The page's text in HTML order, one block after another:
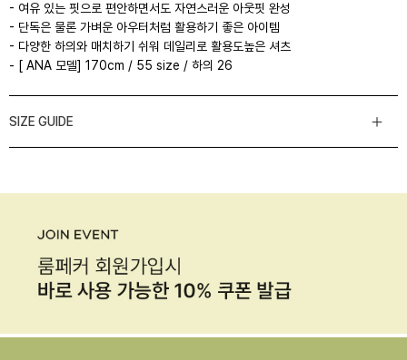
- 여유 있는 핏으로 편안하면서도 자연스러운 아웃핏 완성
- 단독은 물론 가벼운 아우터처럼 활용하기 좋은 아이템
- 다양한 하의와 매치하기 쉬워 데일리로 활용도높은 셔츠
- [ ANA 모델] 170cm / 55 size / 하의 26
SIZE GUIDE